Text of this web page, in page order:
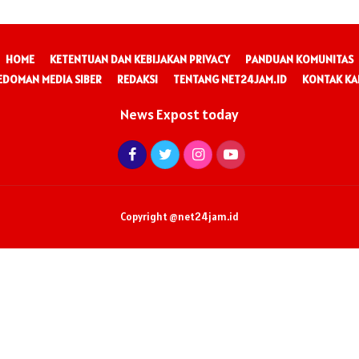
HOME KETENTUAN DAN KEBIJAKAN PRIVACY
PANDUAN KOMUNITAS
MEDIA SIBER
REDAKSI TENTANG NET24JAM.ID KONTAK
News Expost today
Copyright @net24jam.id